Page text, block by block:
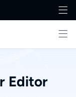
Editor